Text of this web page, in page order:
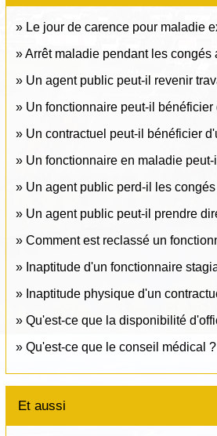
Le jour de carence pour maladie
Arrêt maladie pendant les
Un agent public peut-il revenir
Un fonctionnaire peut-il
Un contractuel peut-il bénéficier
Un fonctionnaire en maladie
Un agent public perd-il les
Un agent public peut-il prendre
Comment est reclassé un
Inaptitude d'un fonctionnaire
Inaptitude physique d'un
Qu'est-ce que la disponibilité
Qu'est-ce que le conseil médical ?
Et aussi